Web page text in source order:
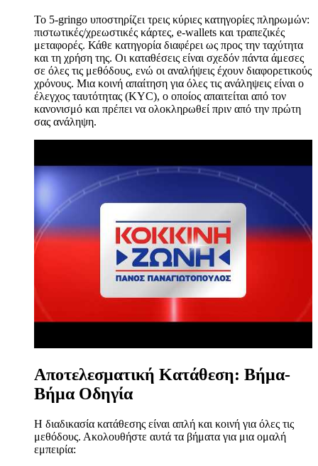
Το 5-gringo υποστηρίζει τρεις κύριες κατηγορίες πληρωμών:
πιστωτικές/χρεωστικές κάρτες, e-wallets και τραπεζικές
μεταφορές. Κάθε κατηγορία διαφέρει ως προς την ταχύτητα
και τη χρήση της. Οι καταθέσεις είναι σχεδόν πάντα άμεσες
σε όλες τις μεθόδους, ενώ οι αναλήψεις έχουν διαφορετικούς
χρόνους. Μια κοινή απαίτηση για όλες τις ανάληψεις είναι ο
έλεγχος ταυτότητας (KYC), ο οποίος απαιτείται από τον
κανονισμό και πρέπει να ολοκληρωθεί πριν από την πρώτη
σας ανάληψη.
Αποτελεσματική Κατάθεση: Βήμα-
Βήμα Οδηγία
Η διαδικασία κατάθεσης είναι απλή και κοινή για όλες τις
μεθόδους. Ακολουθήστε αυτά τα βήματα για μια ομαλή
εμπειρία: